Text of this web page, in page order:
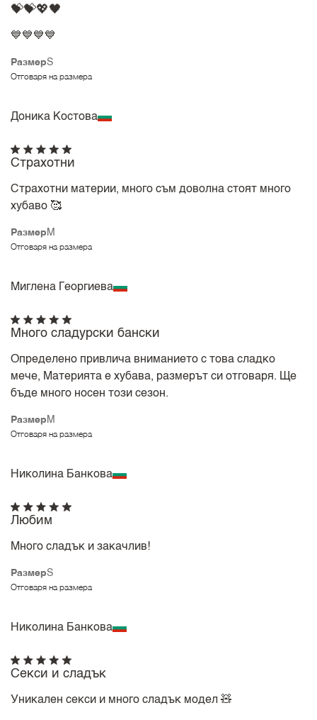
РазмерS
Отговаря на размера
💝💝💖🖤
💙💙💙💙
Доника Костова
Размер M
Отговаря на размера
Страхотни
Страхотни материи, много съм доволна стоят много
хубаво 🥰
Миглена Георгиева
Размер M
Отговаря на размера
Много сладурски бански
Определено привлича вниманието с това сладко
мече, Материята е хубава, размерът си отговаря. Ще
бъде много носен този сезон.
Николина Банкова
РазмерS
Отговаря на размера
Любим
Много сладък и закачлив!
Николина Банкова
Секси и сладък
Уникален секси и много сладък модел 🧸